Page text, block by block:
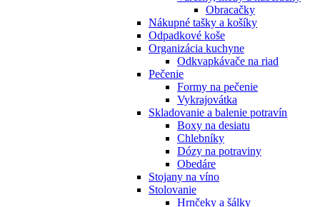
Obracačky
Nákupné tašky a košíky
Odpadkové koše
Organizácia kuchyne
Odkvapkávače na riad
Pečenie
Formy na pečenie
Vykrajovátka
Skladovanie a balenie potravín
Boxy na desiatu
Chlebníky
Dózy na potraviny
Obedáre
Stojany na víno
Stolovanie
Hrnčeky a šálky